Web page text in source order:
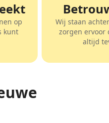
op
kunt
Wij staan
zorgen ervoor
altijd